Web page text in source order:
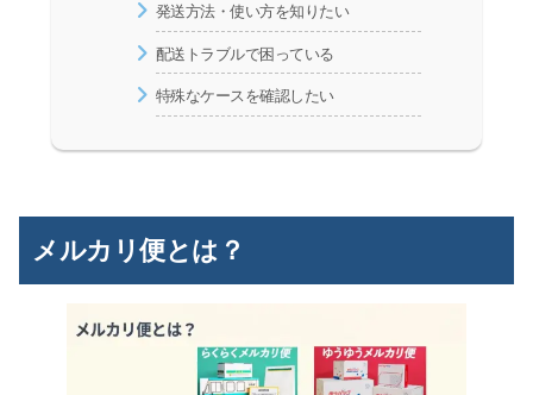
発送方法・使い方を知りたい
配送トラブルで困っている
特殊なケースを確認したい
メルカリ便とは？